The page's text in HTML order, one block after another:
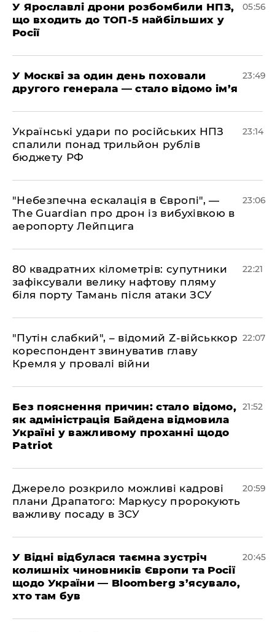
У Ярославлі дрони розбомбили НПЗ,
що входить до ТОП-5 найбільших у
Росії
05:56
​У Москві за один день поховали
другого генерала — стало відомо ім’я
23:49
​Українські удари по російських НПЗ
спалили понад трильйон рублів
бюджету РФ
23:14
​"Небезпечна ескалація в Європі", —
The Guardian про дрон із вибухівкою в
аеропорту Лейпцига
23:06
​80 квадратних кілометрів: супутники
зафіксували велику нафтову пляму
біля порту Тамань після атаки ЗСУ
22:21
"Путін слабкий", – відомий Z-військкор
кореспондент звинуватив главу
Кремля у провалі війни
22:07
​Без пояснення причин: стало відомо,
як адміністрація Байдена відмовила
Україні у важливому проханні щодо
Patriot
21:52
​Джерело розкрило можливі кадрові
плани Драпатого: Маркусу пророкують
важливу посаду в ЗСУ
20:59
​У Відні відбулася таємна зустріч
колишніх чиновників Європи та Росії
щодо України — Bloomberg з’ясувало,
хто там був
20:45